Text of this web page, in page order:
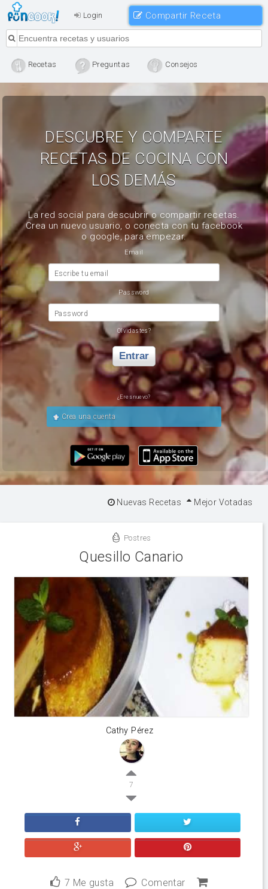
Login
Recetas Preguntas Consejos
DESCUBRE Y COMPARTE
RECETAS DE COCINA CON
LOS DEMÁS
La red social para descubrir o compartir recetas.
Crea un nuevo usuario, o conecta con tu facebook
o google, para empezar.
Email
Escribe tu email
Password
Password
Olvidastes?
Entrar
¿Eres nuevo?
Crea una cuenta
Compartir Receta
Nuevas Recetas Mejor Votadas
Postres
Quesillo Canario
Cathy Pérez
7
7 Me gusta Comentar